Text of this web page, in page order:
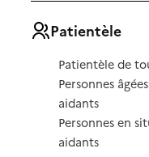
Patientèle
Patientèle de
Personnes
aidants
Personnes en
aidants